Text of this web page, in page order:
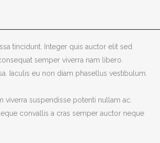
tincidunt. Integer quis auctor elit sed
semper viverra nam libero.
Iaculis eu non diam phasellus vestibulum.
viverra suspendisse potenti nullam ac.
convallis a cras semper auctor neque